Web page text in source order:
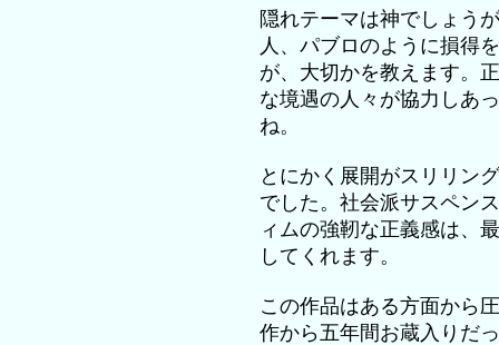
隠れテーマは神でしょう
人、パブロのように損得
が、大切かを教えます。
な境遇の人々が協力しあ
ね。
とにかく展開がスリリン
でした。社会派サスペン
ィムの強靭な正義感は、
してくれます。
この作品はある方面から
作から五年間お蔵入りだ